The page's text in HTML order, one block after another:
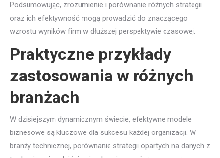
Podsumowując, zrozumienie i porównanie różnych strategii
oraz ich efektywność mogą prowadzić do znaczącego
wzrostu wyników firm w dłuższej perspektywie czasowej.
Praktyczne przykłady
zastosowania w różnych
branżach
W dzisiejszym dynamicznym świecie, efektywne modele
biznesowe są kluczowe dla sukcesu każdej organizacji. W
branży technicznej, porównanie strategii opartych na danych z